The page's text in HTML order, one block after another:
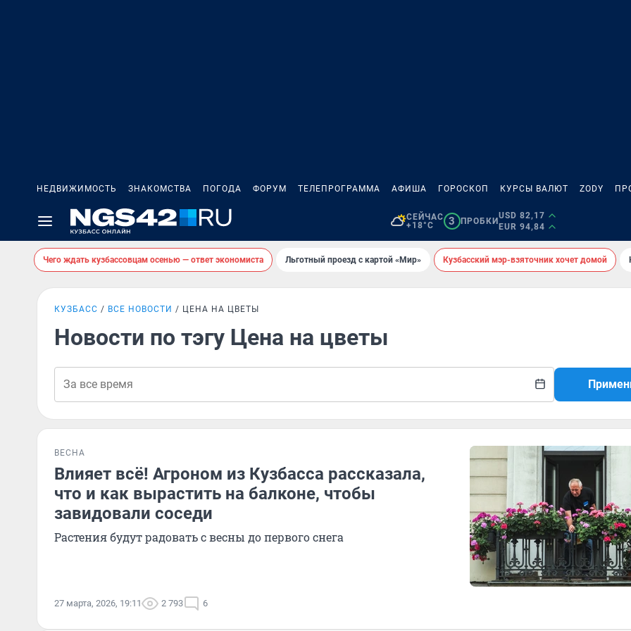
НЕДВИЖИМОСТЬ ЗНАКОМСТВА ПОГОДА ФОРУМ ТЕЛЕПРОГРАММА АФИША ГОРОСКОП КУРСЫ ВАЛЮТ ZODY
СЕЙЧАС
+18°C
3 ПРОБКИ
USD 82,17
EUR 94,84
Чего ждать кузбассовцам осенью — ответ экономиста Льготный проезд с картой «Мир» Кузбасский мэр-взяточник хочет домой
КУЗБАСС ВСЕ НОВОСТИ ЦЕНА НА ЦВЕТЫ
Новости по тэгу Цена на цветы
ВЕСНА
Влияет всё! Агроном из Кузбасса рассказала,
что и как вырастить на балконе, чтобы
завидовали соседи
Растения будут радовать с весны до первого снега
27 марта, 2026, 19:11 2 793 6